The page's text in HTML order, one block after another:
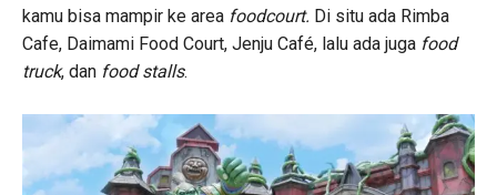
kamu bisa mampir ke area foodcourt. Di situ ada Rimba
Cafe, Daimami Food Court, Jenju Café, lalu ada juga food
truck, dan food stalls.